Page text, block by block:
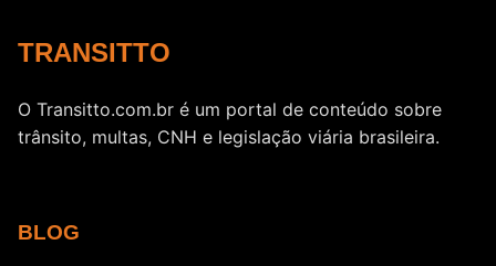
TRANSITTO
O Transitto.com.br é um portal de conteúdo sobre
trânsito, multas, CNH e legislação viária brasileira.
BLOG